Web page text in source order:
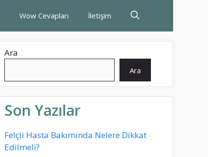
Wow Cevapları İletişim
Ara
Ara
Son Yazılar
Felçli Hasta Bakımında Nelere Dikkat
Edilmeli?